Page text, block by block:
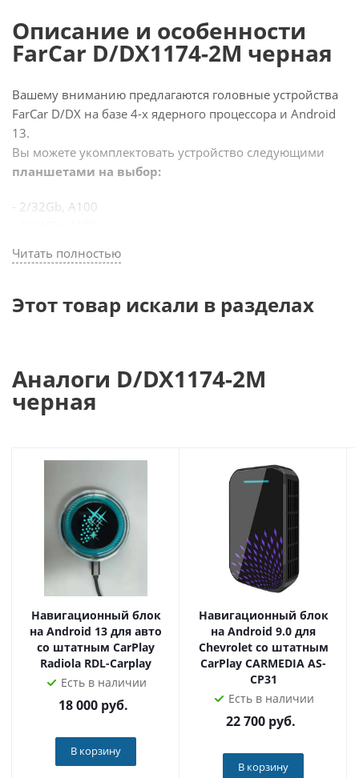
Описание и особенности
FarCar D/DX1174-2M черная
Вашему вниманию предлагаются головные устройства
FarCar D/DX на базе 4-х ядерного процессора и Android
13.
Вы можете укомплектовать устройство следующими
планшетами на выбор:
- 2/32Gb, A100
Общие характеристики:
- Сверхчувствительный TouchScreen из стекла 2,5mm
- Линейные выходы 5.1
- Поддержка 3G/4G USB модема
В нашем интернет-магазине вы можете купить
магнитолу с доставкой по России или установкой в
Москве или вашем городе с официального склада
FarCar.
Читать полностью
Этот товар искали в разделах
Аналоги D/DX1174-2M
черная
Навигационный блок
на Android 13 для авто
со штатным CarPlay
Radiola RDL-Carplay
Есть в наличии
18 000руб.
В корзину
Навигационный блок
на Android 9.0 для
Chevrolet со штатным
CarPlay CARMEDIA AS-
CP31
Есть в наличии
22 700руб.
В корзину